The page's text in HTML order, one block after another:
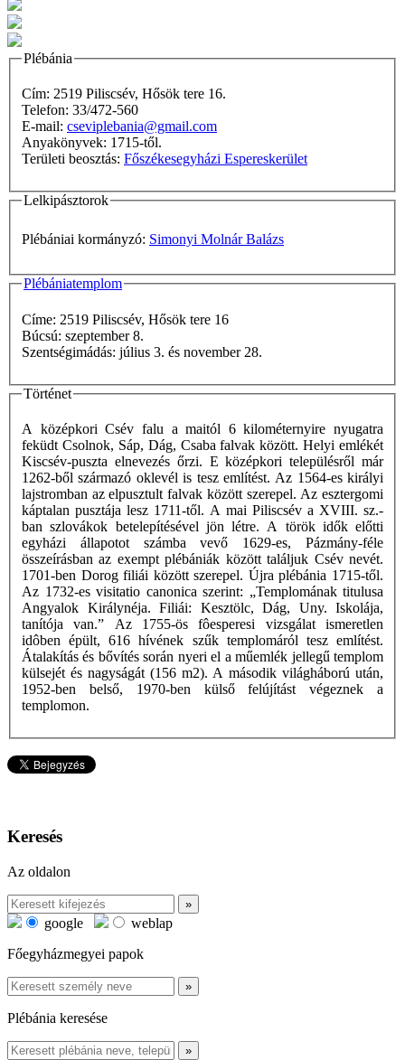
Plébánia
Cím: 2519 Piliscsév, Hősök tere 16.
Telefon: 33/472-560
E-mail: cseviplebania@gmail.com
Anyakönyvek: 1715-től.
Területi beosztás: Főszékesegyházi Espereskerület
Lelkipásztorok
Plébániai kormányzó: Simonyi Molnár Balázs
Plébániatemplom
Címe: 2519 Piliscsév, Hősök tere 16
Búcsú: szeptember 8.
Szentségimádás: július 3. és november 28.
Történet
A középkori Csév falu a maitól 6 kilométernyire nyugatra
feküdt Csolnok, Sáp, Dág, Csaba falvak között. Helyi emlékét
Kiscsév-puszta elnevezés őrzi. E középkori településről már
1262-ből származó oklevél is tesz említést. Az 1564-es királyi
lajstromban az elpusztult falvak között szerepel. Az esztergomi
káptalan pusztája lesz 1711-től. A mai Piliscsév a XVIII. sz.-
ban szlovákok betelepítésével jön létre. A török idők előtti
egyházi állapotot számba vevő 1629-es, Pázmány-féle
összeírásban az exempt plébániák között találjuk Csév nevét.
1701-ben Dorog filiái között szerepel. Újra plébánia 1715-től.
Az 1732-es visitatio canonica szerint: „Templomának titulusa
Angyalok Királynéja. Filiái: Kesztölc, Dág, Uny. Iskolája,
tanítója van.” Az 1755-ös fôesperesi vizsgálat ismeretlen
idôben épült, 616 hívének szűk templomáról tesz említést.
Átalakítás és bővítés során nyeri el a műemlék jellegű templom
külsejét és nagyságát (156 m2). A második világháború után,
1952-ben belső, 1970-ben külső felújítást végeznek a
templomon.
Keresés
Az oldalon
google
weblap
Főegyházmegyei papok
Plébánia keresése